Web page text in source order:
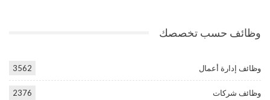
وظائف حسب تخصصك
وظائف إدارة أعمال 3562
وظائف شركات 2376